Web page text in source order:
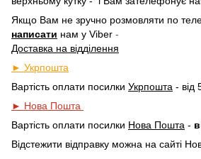
Якщо Вам не зручно розмовляти по
написати нам у Viber -
Доставка на відділення
► Укрпошта
Вартість оплати посилки Укрпошта - від
► Нова Пошта
Вартість оплати посилки Нова Пошта -
Відстежити відправку можна на сайті